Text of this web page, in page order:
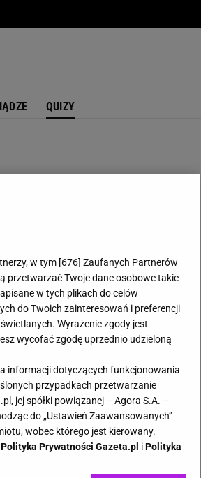
QUIZY
- Gazeta.pl
w tym [676] Zaufanych Partnerów
przetwarzać Twoje dane osobowe takie
w tych plikach do celów
do Twoich zainteresowań i preferencji
Wyrażenie zgody jest
wycofać zgodę uprzednio udzieloną
informacji dotyczących funkcjonowania
przypadkach przetwarzanie
jej spółki powiązanej – Agora S.A. –
do „Ustawień Zaawansowanych”
wobec którego jest kierowany.
Polityka Prywatności Gazeta.pl iPolityka